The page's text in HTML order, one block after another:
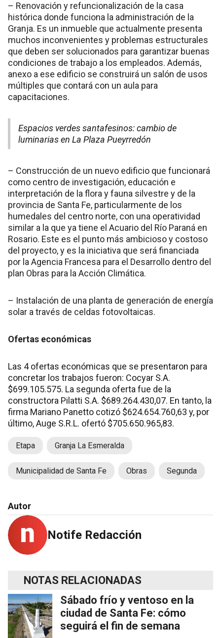
– Renovación y refuncionalización de la casa
histórica donde funciona la administración de la
Granja. Es un inmueble que actualmente presenta
muchos inconvenientes y problemas estructurales
que deben ser solucionados para garantizar buenas
condiciones de trabajo a los empleados. Además,
anexo a ese edificio se construirá un salón de usos
múltiples que contará con un aula para
capacitaciones.
Espacios verdes santafesinos: cambio de
luminarias en La Plaza Pueyrredón
– Construcción de un nuevo edificio que funcionará
como centro de investigación, educación e
interpretación de la flora y fauna silvestre y de la
provincia de Santa Fe, particularmente de los
humedales del centro norte, con una operatividad
similar a la que ya tiene el Acuario del Río Paraná en
Rosario. Este es el punto más ambicioso y costoso
del proyecto, y es la iniciativa que será financiada
por la Agencia Francesa para el Desarrollo dentro del
plan Obras para la Acción Climática.
– Instalación de una planta de generación de energía
solar a través de celdas fotovoltaicas.
Ofertas económicas
Las 4 ofertas económicas que se presentaron para
concretar los trabajos fueron: Cocyar S.A.
$699.105.575. La segunda oferta fue de la
constructora Pilatti S.A. $689.264.430,07. En tanto, la
firma Mariano Panetto cotizó $624.654.760,63 y, por
último, Auge S.R.L. ofertó $705.650.965,83.
Etapa Granja La Esmeralda
Municipalidad de Santa Fe Obras Segunda
Autor
Notife Redacción
NOTAS RELACIONADAS
Sábado frío y ventoso en la
ciudad de Santa Fe: cómo
seguirá el fin de semana